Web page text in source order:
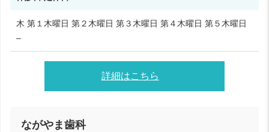
木 第１木曜日 第２木曜日 第３木曜日 第４木曜日 第５木曜日
–
詳細はこちら
ながやま歯科